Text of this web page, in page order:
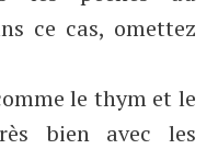
ce cas, omettez
le thym et le
bien avec les